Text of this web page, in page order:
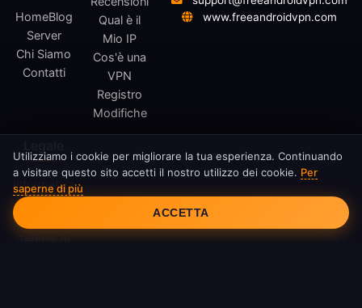
HomeBlog
Server
Chi Siamo
Contatti
Qual è il
Mio IP
Cos'è una
VPN
Registro
Modifiche
Informativa
Termini di
www.freeandroidvpn.com
Consenso ai Cookie
Utilizziamo i cookie per migliorare la tua esperienza. Continuando
a visitare questo sito accetti il nostro utilizzo dei cookie. Per
saperne di più
ACCETTA